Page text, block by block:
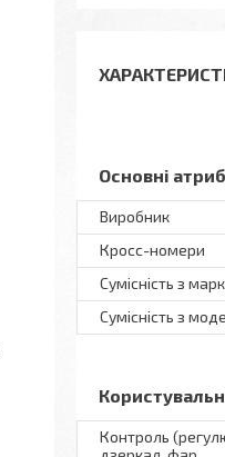
Основні
Виробник
Кросс-номери
Сумісність з
Сумісність з
Контроль